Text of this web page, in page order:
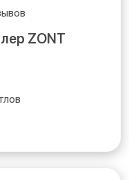
ZONT